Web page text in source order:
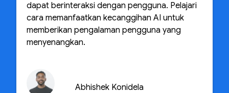
dapat berinteraksi dengan pengguna. Pelajari
cara memanfaatkan kecanggihan AI untuk
memberikan pengalaman pengguna yang
menyenangkan.
Abhishek Konidela